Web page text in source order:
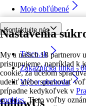
Nastavenia
My a našich 18 partnerov
pristupujeme, napríklad k
cookie, za účelom
udeliť alebo spravovať
prípadne kedykoľvek v
cookies. Tieto voľby
Moje obľúbené
Kontaktujte nás
Tesco.sk
Zákaznícka linka -
Výber obchodu
followUs